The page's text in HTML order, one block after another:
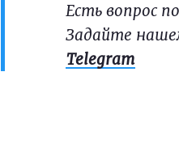
Есть вопрос
Задайте
Telegram